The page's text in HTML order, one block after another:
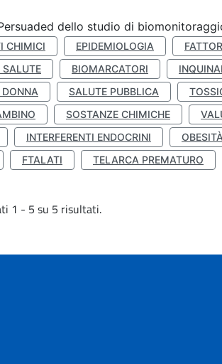
dello studio di
CHIMICI EPIDEMIOLOGIA
BIOMARCATORI
SALUTE PUBBLICA
SOSTANZE CHIMICHE
INTERFERENTI ENDOCRINI
FTALATI TELARCA PREMATURO
1 - 5 su 5 risultati.